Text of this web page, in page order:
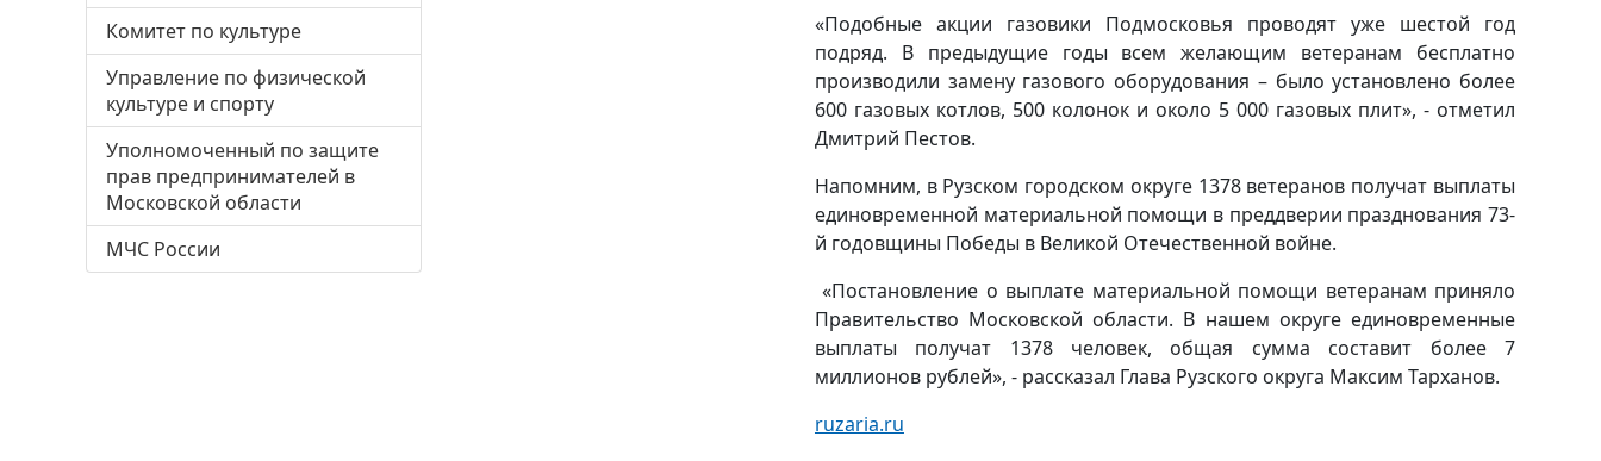
Комитет по культуре
Управление по физической
культуре и спорту
Уполномоченный по защите
прав предпринимателей в
Московской области
МЧС России
«Подобные акции газовики Подмосковья проводят уже шестой год
подряд. В предыдущие годы всем желающим ветеранам бесплатно
производили замену газового оборудования – было установлено более
600 газовых котлов, 500 колонок и около 5 000 газовых плит», - отметил
Дмитрий Пестов.
Напомним, в Рузском городском округе 1378 ветеранов получат выплаты
единовременной материальной помощи в преддверии празднования 73-
й годовщины Победы в Великой Отечественной войне.
«Постановление о выплате материальной помощи ветеранам приняло
Правительство Московской области. В нашем округе единовременные
выплаты получат 1378 человек, общая сумма составит более 7
миллионов рублей», - рассказал Глава Рузского округа Максим Тарханов.
ruzaria.ru